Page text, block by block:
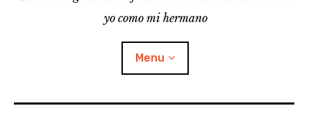
yo como mi hermano
Menu